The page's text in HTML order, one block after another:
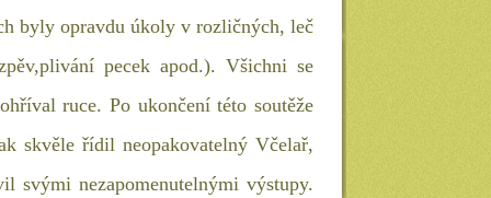
byly opravdu úkoly v rozličných, leč
pecek apod.). Všichni se
ruce. Po ukončení této soutěže
skvěle řídil neopakovatelný Včelař,
svými nezapomenutelnými výstupy.